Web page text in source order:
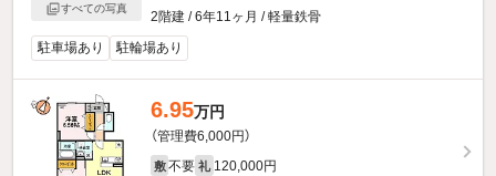
すべての写真
2階建 / 6年11ヶ月 / 軽量鉄骨
駐車場あり
駐輪場あり
6.95万円
（管理費6,000円）
敷 不要 礼 120,000円